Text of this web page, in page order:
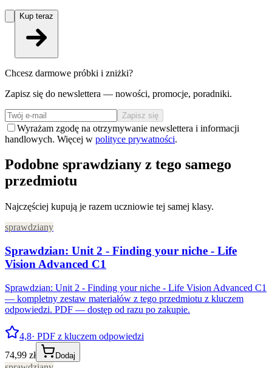
Kup teraz
Chcesz darmowe próbki i zniżki?
Zapisz się do newslettera — nowości, promocje, poradniki.
Zapisz się
Wyrażam zgodę na otrzymywanie newslettera i informacji
handlowych. Więcej w polityce prywatności.
Podobne sprawdziany z tego samego
przedmiotu
Najczęściej kupują je razem uczniowie tej samej klasy.
sprawdziany
Sprawdzian: Unit 2 - Finding your niche - Life
Vision Advanced C1
Sprawdzian: Unit 2 - Finding your niche - Life Vision Advanced C1
— kompletny zestaw materiałów z tego przedmiotu z kluczem
odpowiedzi. PDF — dostęp od razu po zakupie.
4,8· PDF z kluczem odpowiedzi
74,99 zł
Dodaj